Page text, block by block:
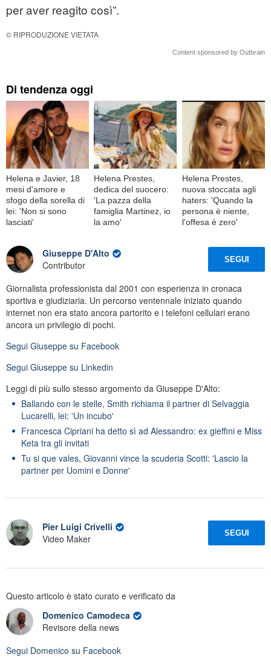
per aver reagito così”.
© RIPRODUZIONE VIETATA
Content sponsored by Outbrain
Di tendenza oggi
Helena e Javier, 18
mesi d'amore e
sfogo della sorella di
lei: 'Non si sono
lasciati'
Helena Prestes,
dedica del suocero:
'La pazza della
famiglia Martinez, io
la amo'
Helena Prestes,
nuova stoccata agli
haters: 'Quando la
persona è niente,
l'offesa è zero'
Giuseppe D'Alto
Contributor
SEGUI
Giornalista professionista dal 2001 con esperienza in cronaca
sportiva e giudiziaria. Un percorso ventennale iniziato quando
internet non era stato ancora partorito e i telefoni cellulari erano
ancora un privilegio di pochi.
Segui Giuseppe su Facebook
Segui Giuseppe su Linkedin
Leggi di più sullo stesso argomento da Giuseppe D'Alto:
Ballando con le stelle, Smith richiama il partner di Selvaggia
Lucarelli, lei: 'Un incubo'
Francesca Cipriani ha detto sì ad Alessandro: ex gieffini e Miss
Keta tra gli invitati
Tu si que vales, Giovanni vince la scuderia Scotti: 'Lascio la
partner per Uomini e Donne'
Pier Luigi Crivelli
Video Maker
SEGUI
Questo articolo è stato curato e verificato da
Domenico Camodeca
Revisore della news
Segui Domenico su Facebook